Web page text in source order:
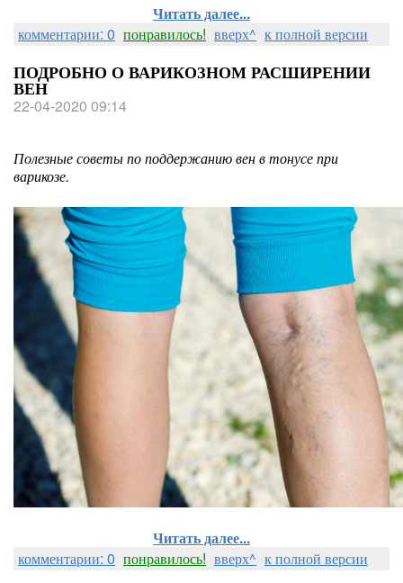
Читать далее...
комментарии: 0 понравилось! вверх^ к полной версии
ПОДРОБНО О ВАРИКОЗНОМ РАСШИРЕНИИ
ВЕН
22-04-2020 09:14
Полезные советы по поддержанию вен в тонусе при
варикозе.
Читать далее...
комментарии: 0 понравилось! вверх^ к полной версии